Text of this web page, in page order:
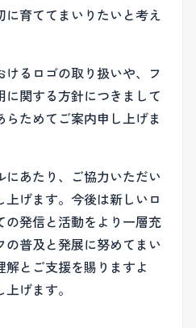
に育ててまいりたいと考え
るロゴの取り扱いや、フ
に関する方針につきまして
らためてご案内申し上げま
にあたり、ご協力いただい
げます。今後は新しいロ
の発信と活動をより一層充
の普及と発展に努めてまい
解とご支援を賜りますよ
げます。